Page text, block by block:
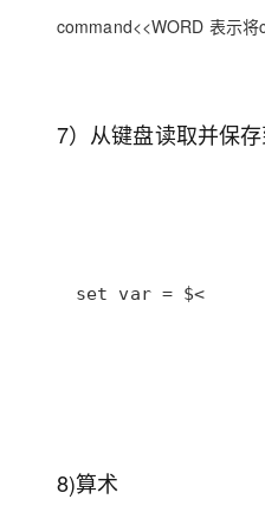
command<<WORD 表示将
7）从键盘读取并保
set var = $<
8)算术